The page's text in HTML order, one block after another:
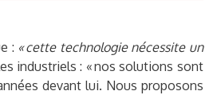
: « cette technologie nécessite un
industriels : « nos solutions sont
devant lui. Nous proposons